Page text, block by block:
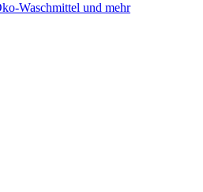
Waschmittel und mehr